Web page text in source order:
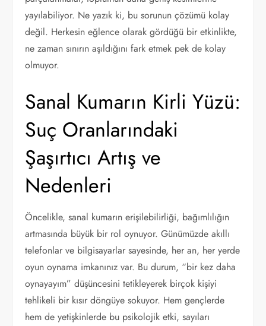
yayılabiliyor. Ne yazık ki, bu sorunun çözümü kolay
değil. Herkesin eğlence olarak gördüğü bir etkinlikte,
ne zaman sınırın aşıldığını fark etmek pek de kolay
olmuyor.
Sanal Kumarın Kirli Yüzü:
Suç Oranlarındaki
Şaşırtıcı Artış ve
Nedenleri
Öncelikle, sanal kumarın erişilebilirliği, bağımlılığın
artmasında büyük bir rol oynuyor. Günümüzde akıllı
telefonlar ve bilgisayarlar sayesinde, her an, her yerde
oyun oynama imkanınız var. Bu durum, “bir kez daha
oynayayım” düşüncesini tetikleyerek birçok kişiyi
tehlikeli bir kısır döngüye sokuyor. Hem gençlerde
hem de yetişkinlerde bu psikolojik etki, sayıları